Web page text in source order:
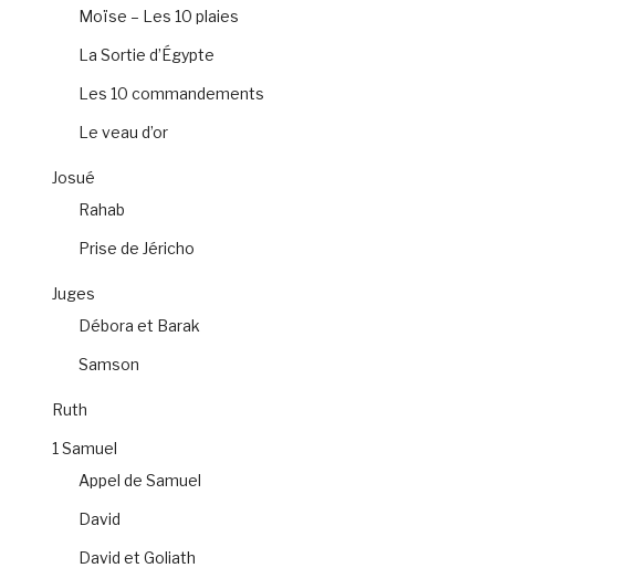
Moïse – Les 10 plaies
La Sortie d’Égypte
Les 10 commandements
Le veau d’or
Josué
Rahab
Prise de Jéricho
Juges
Débora et Barak
Samson
Ruth
1 Samuel
Appel de Samuel
David
David et Goliath